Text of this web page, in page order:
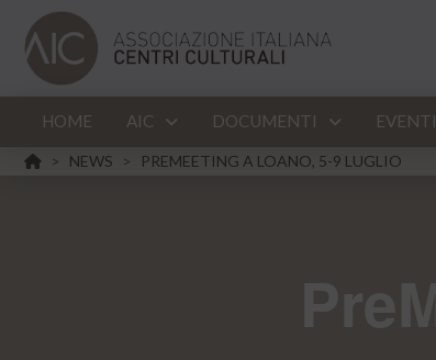
HOME AIC DOCUMENTI EVENTI
HOME
> NEWS > PREMEETING A LOANO, 5-9 LUGLIO